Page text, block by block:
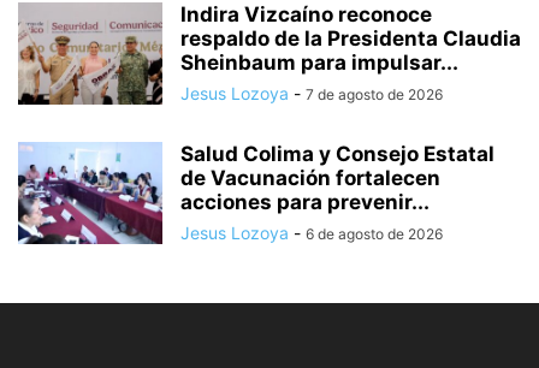
Indira Vizcaíno reconoce
respaldo de la Presidenta Claudia
Sheinbaum para impulsar...
Jesus Lozoya - 7 de agosto de 2026
Salud Colima y Consejo Estatal
de Vacunación fortalecen
acciones para prevenir...
Jesus Lozoya - 6 de agosto de 2026